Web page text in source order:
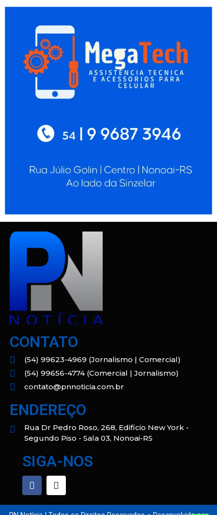
CONTATO
(54) 99623-4969 (Jornalismo | Comercial)
(54) 99656-4774 (Comercial | Jornalismo)
contato@pnnoticia.com.br
ENDEREÇO
Rua Dr Pedro Roso, 268, Edifício New York -
Segundo Piso - Sala 03, Nonoai-RS
SIGA-NOS